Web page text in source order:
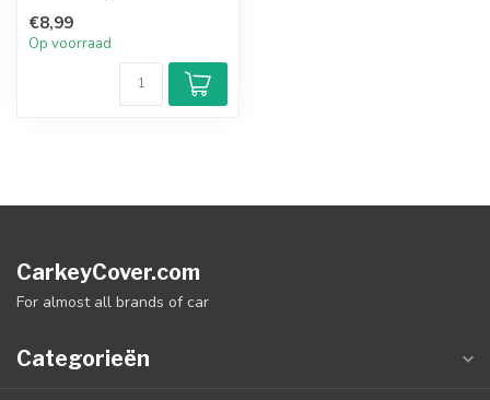
€8,99
Op voorraad
CarkeyCover.com
For almost all brands of car
Categorieën